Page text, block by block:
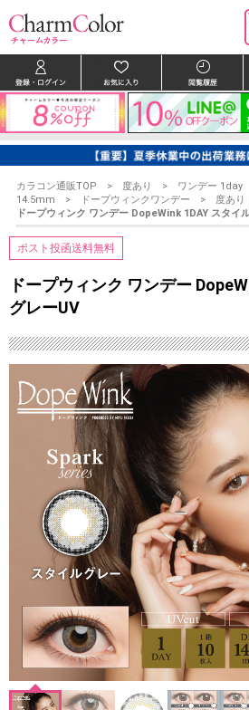
カラコン通販TOP 度あり ワンデー 1day
14.5mm
ドープウィンクワンデー
度あり
ドープウィンク ワンデー DopeWink 1DAY スタイ
ポスト投函送料無料
ドープウィンク ワンデー
グレーUV